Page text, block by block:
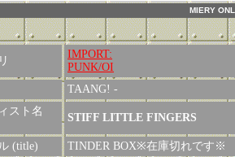
MIERY
IMPORT:
PUNK/OI
TAANG! -
スト名
STIFF LITTLE FINGERS
(title)
TINDER BOX※在庫切れです※